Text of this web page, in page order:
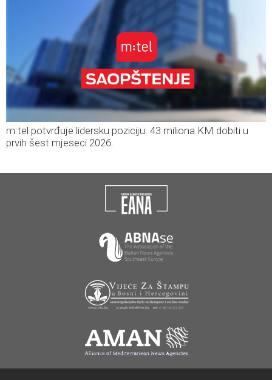
m:tel potvrđuje lidersku poziciju: 43 miliona KM dobiti u
prvih šest mjeseci 2026.